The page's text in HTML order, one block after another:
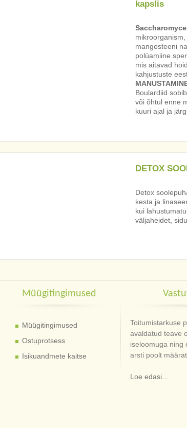
kapslis
mangosteeni
polüamiine
mis aitavad
kahjustuste
Boulardiid
või õhtul enne
kuuri ajal ja
DETOX
Detox
kesta ja
kui
väljaheidet,
Müügitingimused
Müügitingimused
Ostuprotsess
Isikuandmete kaitse
Toitumistarkuse
avaldatud teave
iseloomuga ning
arsti poolt
Loe edasi...